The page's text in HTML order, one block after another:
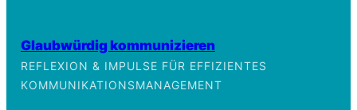
Glaubwürdig kommunizieren
REFLEXION & IMPULSE FÜR EFFIZIENTES
KOMMUNIKATIONSMANAGEMENT